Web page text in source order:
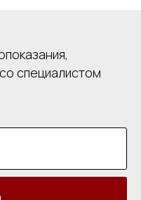
специалистом